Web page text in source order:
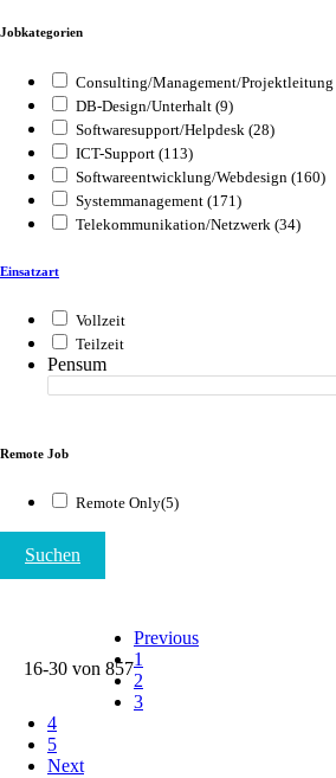
Jobkategorien
Consulting/Management/Projektleitung
DB-Design/Unterhalt (9)
Softwaresupport/Helpdesk (28)
ICT-Support (113)
Softwareentwicklung/Webdesign (160)
Systemmanagement (171)
Telekommunikation/Netzwerk (34)
Einsatzart
Vollzeit
Teilzeit
Pensum
Remote Job
Remote Only(5)
Suchen
16-30 von 857
Previous
1
2
3
4
5
Next